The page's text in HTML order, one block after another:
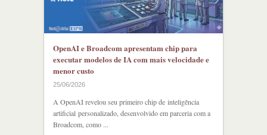
OpenAI e Broadcom apresentam chip para
executar modelos de IA com mais velocidade e
menor custo
25/06/2026
A OpenAI revelou seu primeiro chip de inteligência
artificial personalizado, desenvolvido em parceria com a
Broadcom, como ...